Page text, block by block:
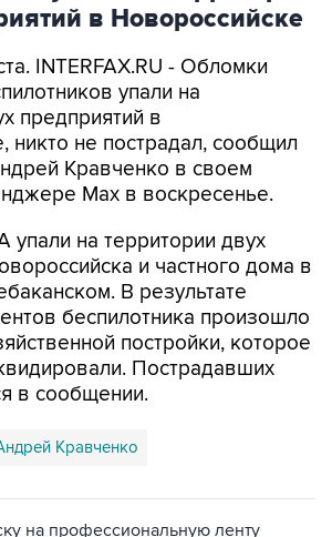
INTERFAX.RU - Обломки
предприятий в
никто не пострадал, сообщил
Кравченко в своем
Max в воскресенье.
на территории двух
В результате
беспилотника произошло
постройки, которое
Пострадавших
в сообщении.
Кравченко
рассылку главных новостей сайта